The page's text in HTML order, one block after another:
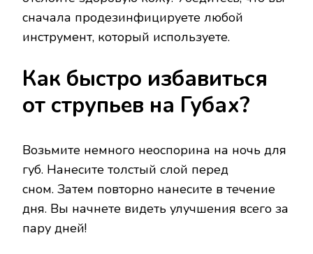
сначала продезинфицируете любой
инструмент, который используете.
Как быстро избавиться
от струпьев на Губах?
Возьмите немного неоспорина на ночь для
губ. Нанесите толстый слой перед
сном. Затем повторно нанесите в течение
дня. Вы начнете видеть улучшения всего за
пару дней!